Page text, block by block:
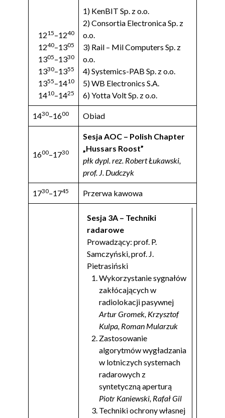
1215–1240
1240–1305
1305–1330
1330–1355
1355–1410
1410–1425
1) KenBIT Sp. z o.o.
2) Consortia Electronica Sp. z
o.o.
3) Rail – Mil Computers Sp. z
o.o.
4) Systemics-PAB Sp. z o.o.
5) WB Electronics S.A.
6) Yotta Volt Sp. z o.o.
1430–1600 Obiad
1600–1730
Sesja AOC – Polish Chapter
„Hussars Roost”
płk dypl. rez. Robert Łukawski,
prof. J. Dudczyk
1730–1745 Przerwa kawowa
Sesja 3A – Techniki
radarowe
Prowadzący: prof. P.
Samczyński, prof. J.
Pietrasiński
Wykorzystanie sygnałów
zakłócających w
radiolokacji pasywnej
Artur Gromek, Krzysztof
Kulpa, Roman Mularzuk
Zastosowanie
algorytmów wygładzania
w lotniczych systemach
radarowych z
syntetyczną aperturą
Piotr Kaniewski, Rafał Gil
Techniki ochrony własnej